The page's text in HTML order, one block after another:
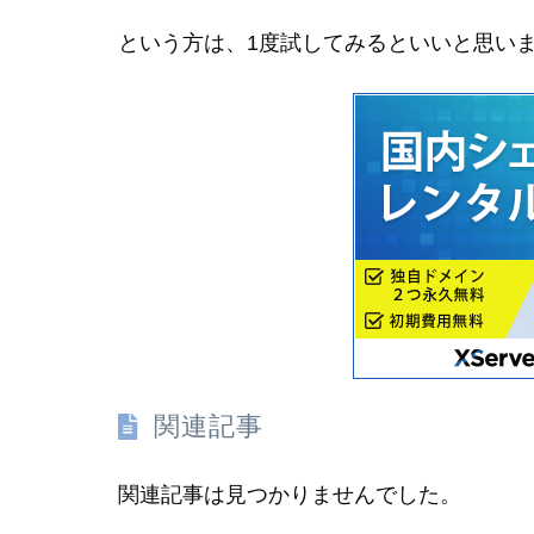
という方は、1度試してみるといいと思い
関連記事
関連記事は見つかりませんでした。